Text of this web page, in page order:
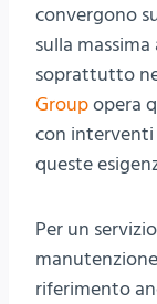
convergono
sulla
soprattutto
Groupopera
con
queste
Per un
riferimento